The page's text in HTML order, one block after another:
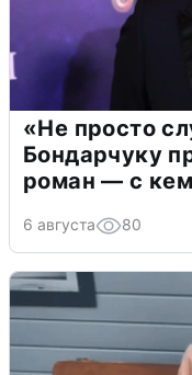
«Не просто
Бондарчуку
роман — с кем
6 августа 80